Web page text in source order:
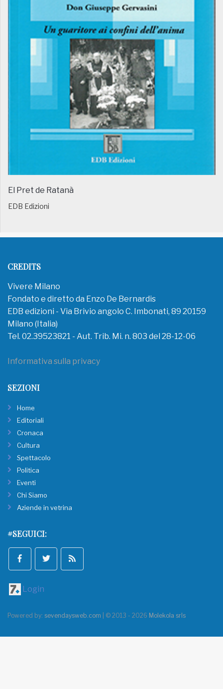
El Pret de Ratanà
EDB Edizioni
CREDITS
Vivere Milano
Fondato e diretto da Enzo De Bernardis
EDB edizioni - Via Brivio angolo C. Imbonati, 89 20159
Milano (Italia)
Tel. 02.39523821 - Aut. Trib. Mi. n. 803 del 28-12-06
Informativa sulla privacy
SEZIONI
Home
Editoriali
Cronaca
Cultura
Spettacolo
Politica
Eventi
Chi Siamo
Aziende in vetrina
#SEGUICI:
Login
Powered by: sevendaysweb.com | © 2013 - 2026 Molekola srls